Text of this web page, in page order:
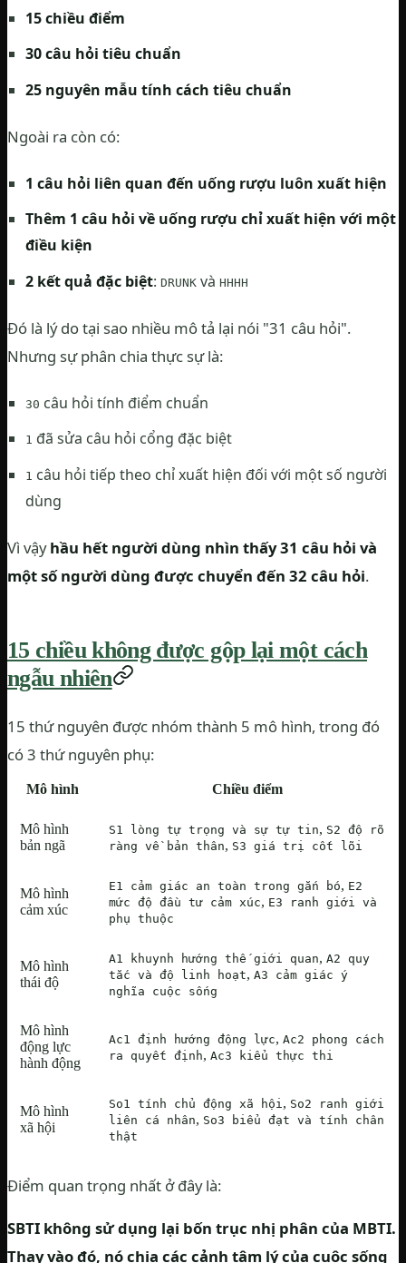
15 chiều điểm
30 câu hỏi tiêu chuẩn
25 nguyên mẫu tính cách tiêu chuẩn
Ngoài ra còn có:
1 câu hỏi liên quan đến uống rượu luôn xuất hiện
Thêm 1 câu hỏi về uống rượu chỉ xuất hiện với một
điều kiện
2 kết quả đặc biệt: DRUNK và HHHH
Đó là lý do tại sao nhiều mô tả lại nói "31 câu hỏi".
Nhưng sự phân chia thực sự là:
30 câu hỏi tính điểm chuẩn
1 đã sửa câu hỏi cổng đặc biệt
1 câu hỏi tiếp theo chỉ xuất hiện đối với một số người
dùng
Vì vậyhầu hết người dùng nhìn thấy 31 câu hỏi và
một số người dùng được chuyển đến 32 câu hỏi.
15 chiều không được gộp lại một cách
ngẫu nhiên
15 thứ nguyên được nhóm thành 5 mô hình, trong đó
có 3 thứ nguyên phụ:
Mô hình Chiều điểm
Mô hình
bản ngã
S1 lòng tự trọng và sự tự tin, S2 độ rõ
ràng về bản thân, S3 giá trị cốt lõi
Mô hình
cảm xúc
E1 cảm giác an toàn trong gắn bó, E2
mức độ đầu tư cảm xúc, E3 ranh giới và
phụ thuộc
Mô hình
thái độ
A1 khuynh hướng thế giới quan, A2 quy
tắc và độ linh hoạt, A3 cảm giác ý
nghĩa cuộc sống
Mô hình
động lực
hành động
Ac1 định hướng động lực, Ac2 phong cách
ra quyết định, Ac3 kiểu thực thi
Mô hình
xã hội
So1 tính chủ động xã hội , So2 ranh giới
liên cá nhân, So3 biểu đạt và tính chân
thật
Điểm quan trọng nhất ở đây là:
SBTI không sử dụng lại bốn trục nhị phân của MBTI.
Thay vào đó, nó chia các cảnh tâm lý của cuộc sống